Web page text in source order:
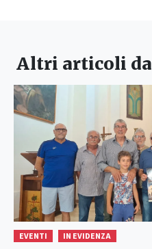
Altri articoli da
EVENTI IN EVIDENZA